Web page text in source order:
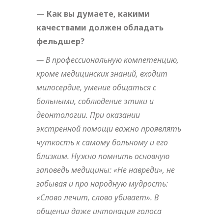
— Как вы думаете, какими
качествами должен обладать
фельдшер?
— В профессиональную компетенцию,
кроме медицинских знаний, входит
милосердие, умение общаться с
больными, соблюдение этики и
деонтологии. При оказании
экстренной помощи важно проявлять
чуткость к самому больному и его
близким. Нужно помнить основную
заповедь медицины: «Не навреди», не
забывая и про народную мудрость:
«Слово лечит, слово убивает». В
общении даже интонация голоса